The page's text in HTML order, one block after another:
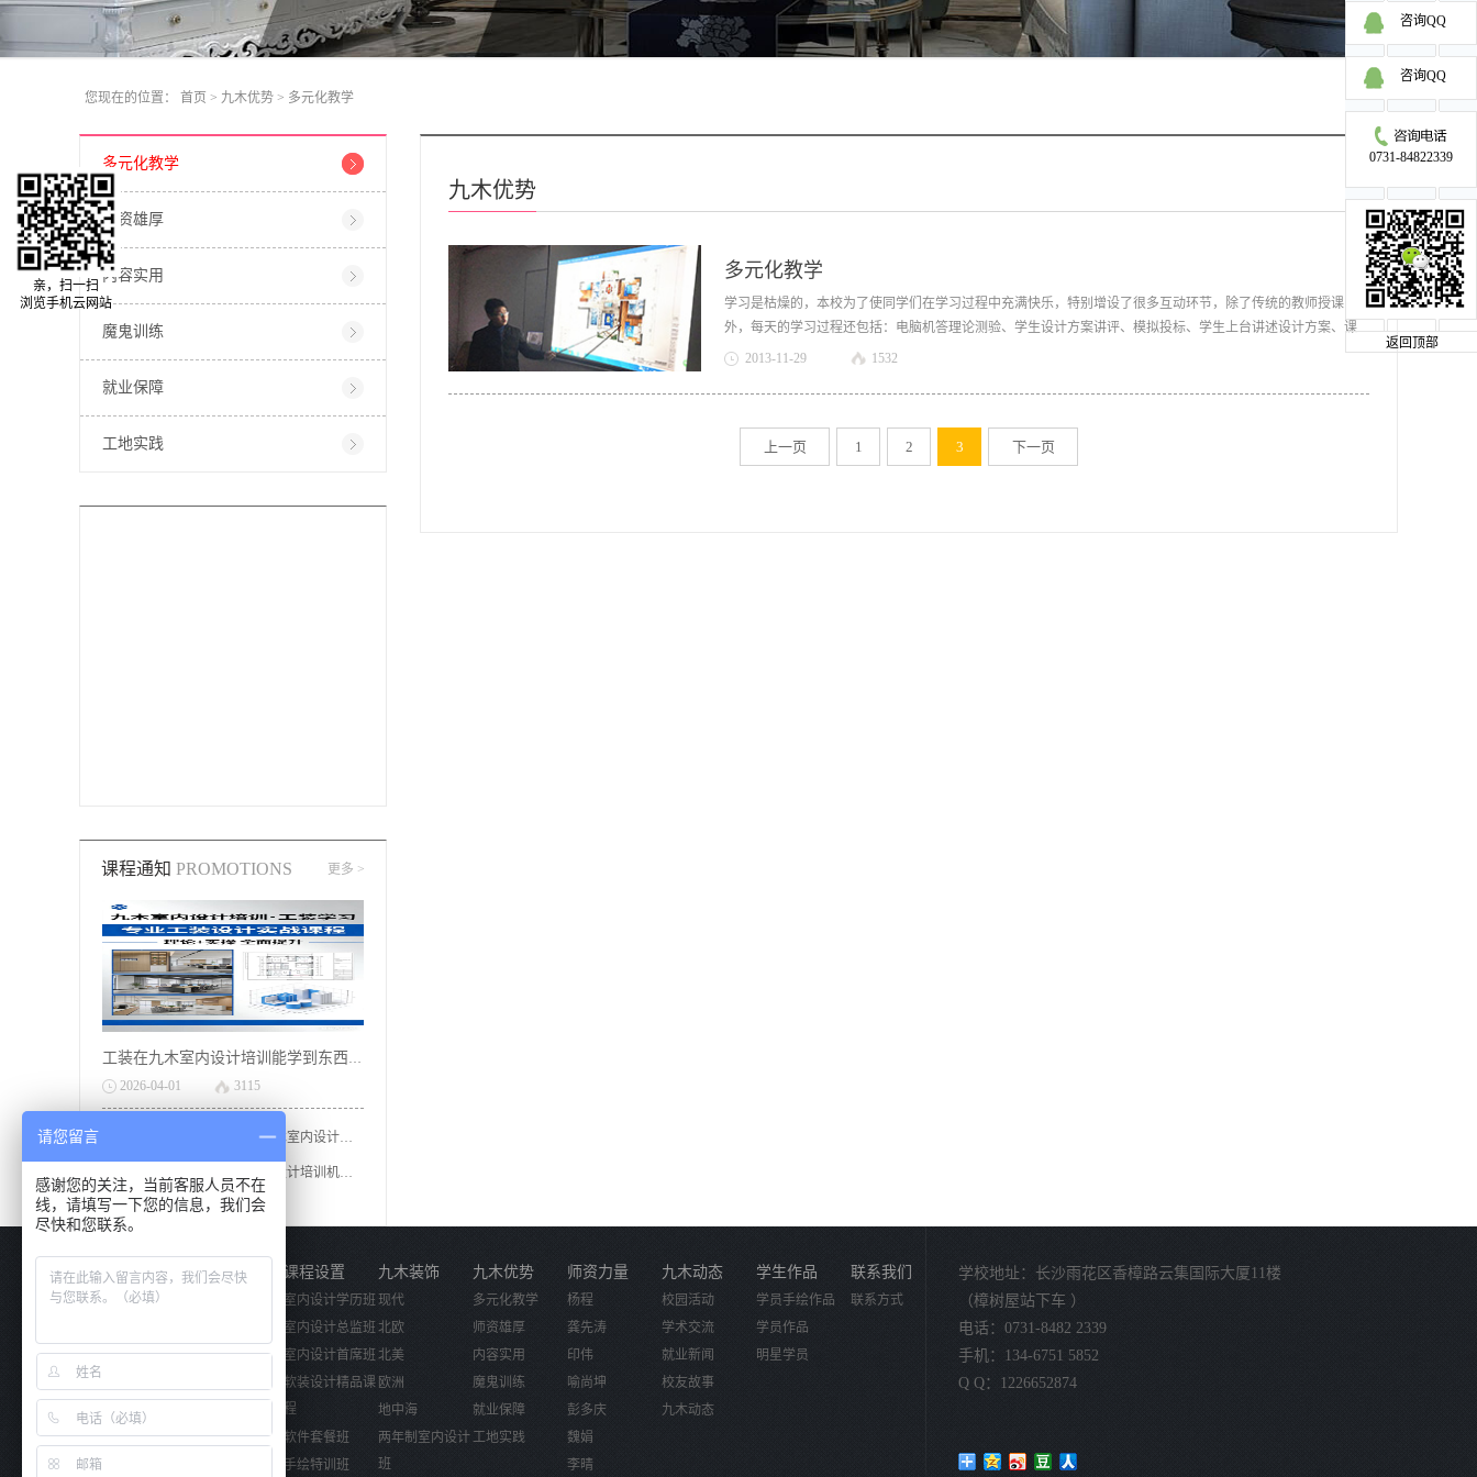
多元化教学
师资雄厚
内容实用
魔鬼训练
就业保障
工地实践
课程通知 PROMOTIONS 更多 >
工装在九木室内设计培训能学到东西吗?
2026-04-01 3115
长沙学校草图渲染为什么九木室内设计培训机构好？
学全屋定制为什么九木室内设计培训机构好？
外出易来灯光设计实践
您现在的位置： 首页 > 九木优势 > 多元化教学
九木优势
多元化教学
学习是枯燥的，本校为了使同学们在学习过程中充满快乐，特别增设了很多互动环节，除了传统的教师授课
外，每天的学习过程还包括：电脑机答理论测验、学生设计方案讲评、模拟投标、学生上台讲述设计方案、课
堂小练习、设计方案实战等环节，此外在整个学习过程中还包括了大量的建材市场实践、建材知识讨论会、建
们这个“魔鬼训练营”的评价是“苦并快乐着”的原因。在九木的学习经历，让学员们终生难忘。 我校每年年底进
行，本公司都会联系材料商和其他机构，举办设计大赛，本校学生都有机会参加，让学生充分展示自己的能
1532
2013-11-29
上一页 1 2 3 下一页
关于我们
活动视频
课程设置
室内设计学历班
室内设计总监班
室内设计首席班
软装设计精品课
程
软件套餐班
手绘特训班
九木装饰
现代
北欧
北美
欧洲
地中海
两年制室内设计
班
九木优势
多元化教学
师资雄厚
内容实用
魔鬼训练
就业保障
工地实践
师资力量
杨程
龚先涛
印伟
喻尚坤
彭多庆
魏娟
李晴
九木动态
校园活动
学术交流
就业新闻
校友故事
九木动态
学生作品
学员手绘作品
学员作品
明星学员
联系我们
联系方式
学校地址：长沙雨花区香樟路云集国际大厦11楼
（樟树屋站下车 ）
电话：0731-8482 2339
手机：134-6751 5852
Q Q：1226652874
咨询QQ
咨询QQ
0731-84822339
返回顶部
亲，扫一扫
浏览手机云网站
请您留言
感谢您的关注，当前客服人员不在
线，请填写一下您的信息，我们会
尽快和您联系。